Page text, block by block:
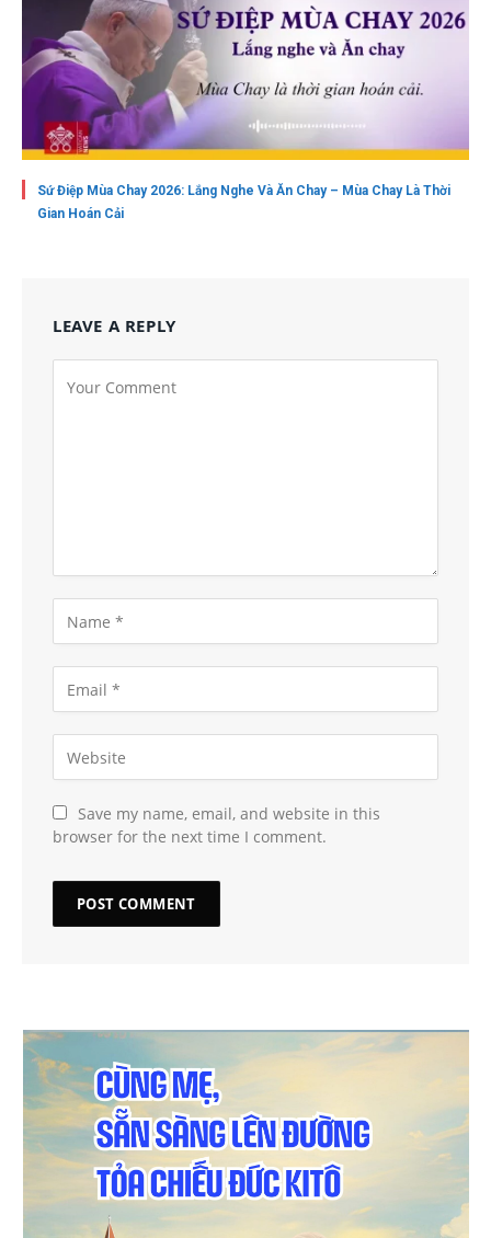
Sứ Điệp Mùa Chay 2026: Lắng Nghe Và Ăn Chay – Mùa Chay Là Thời
Gian Hoán Cải
LEAVE A REPLY
Save my name, email, and website in this
browser for the next time I comment.